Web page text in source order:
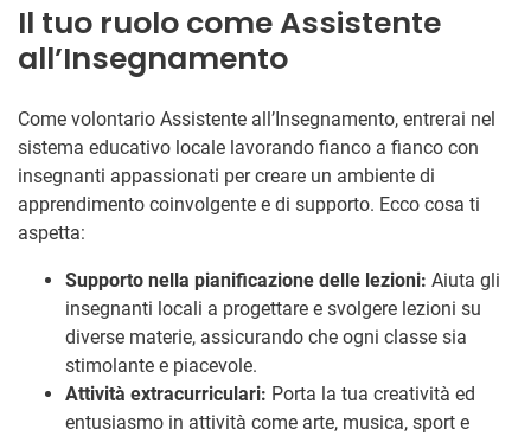
Il tuo ruolo come Assistente
all’Insegnamento
Come volontario Assistente all’Insegnamento, entrerai nel
sistema educativo locale lavorando fianco a fianco con
insegnanti appassionati per creare un ambiente di
apprendimento coinvolgente e di supporto. Ecco cosa ti
aspetta:
Supporto nella pianificazione delle lezioni: Aiuta gli
insegnanti locali a progettare e svolgere lezioni su
diverse materie, assicurando che ogni classe sia
stimolante e piacevole.
Attività extracurriculari: Porta la tua creatività ed
entusiasmo in attività come arte, musica, sport e